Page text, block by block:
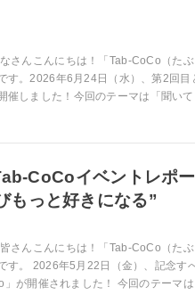
さんこんにちは！「Tab-CoCo（た
す。2026年6月24日（水）、第2回目
催しました！今回のテーマは「聞い
CoCoイベントレポ
もっと好きになる”
んこんにちは！「Tab-CoCo（たぶ
す。 2026年5月22日（金）、記念す
」が開催されました！ 今回のテーマ